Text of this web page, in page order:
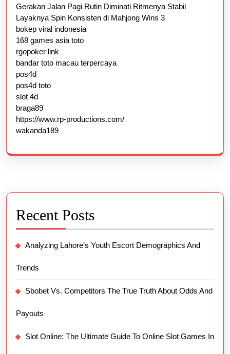
Gerakan Jalan Pagi Rutin Diminati Ritmenya Stabil
Layaknya Spin Konsisten di Mahjong Wins 3
bokep viral indonesia
168 games asia toto
rgopoker link
bandar toto macau terpercaya
pos4d
pos4d toto
slot 4d
braga89
https://www.rp-productions.com/
wakanda189
Recent Posts
Analyzing Lahore’s Youth Escort Demographics And
Trends
Sbobet Vs. Competitors The True Truth About Odds And
Payouts
Slot Online: The Ultimate Guide To Online Slot Games In